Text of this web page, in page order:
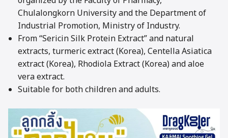
Chulalongkorn University and the Department of
Industrial Promotion, Ministry of Industry.
From “Sericin Silk Protein Extract” and natural
extracts, turmeric extract (Korea), Centella Asiatica
extract (Korea), Rhodiola Extract (Korea) and aloe
vera extract.
Suitable for both children and adults.